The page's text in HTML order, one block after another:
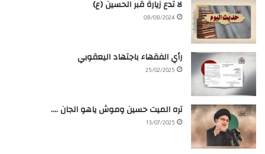
لا تدع زيارة قبر الحسين (ع)
08/08/2024
رأي الفقهاء باجتهاد اليعقوبي
25/02/2025
تره الميت حسين وموش ياهو الجان ….
13/07/2025